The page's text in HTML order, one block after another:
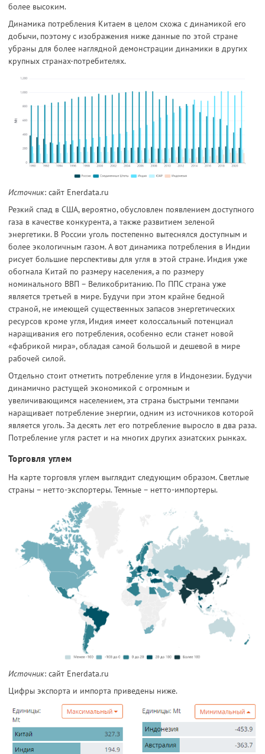
более высоким.
Динамика потребления Китаем в целом схожа с динамикой его
добычи, поэтому с изображения ниже данные по этой стране
убраны для более наглядной демонстрации динамики в других
крупных странах-потребителях.
Источник: сайт Enerdata.ru
Резкий спад в США, вероятно, обусловлен появлением доступного
газа в качестве конкурента, а также развитием зеленой
энергетики. В России уголь постепенно вытеснялся доступным и
более экологичным газом. А вот динамика потребления в Индии
рисует большие перспективы для угля в этой стране. Индия уже
обогнала Китай по размеру населения, а по размеру
номинального ВВП – Великобританию. По ППС страна уже
является третьей в мире. Будучи при этом крайне бедной
страной, не имеющей существенных запасов энергетических
ресурсов кроме угля, Индия имеет колоссальный потенциал
наращивания его потребления, особенно если станет новой
«фабрикой мира», обладая самой большой и дешевой в мире
рабочей силой.
Отдельно стоит отметить потребление угля в Индонезии. Будучи
динамично растущей экономикой с огромным и
увеличивающимся населением, эта страна быстрыми темпами
наращивает потребление энергии, одним из источников которой
является уголь. За десять лет его потребление выросло в два раза.
Потребление угля растет и на многих других азиатских рынках.
Торговля углем
На карте торговля углем выглядит следующим образом. Светлые
страны – нетто-экспортеры. Темные – нетто-импортеры.
Источник: сайт Enerdata.ru
Цифры экспорта и импорта приведены ниже.